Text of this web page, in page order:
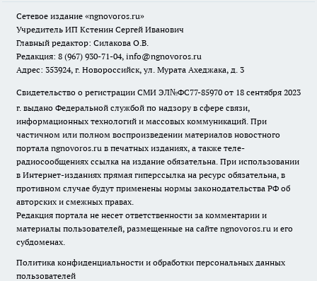
Сетевое издание «ngnovoros.ru»
Учредитель ИП Кстенин Сергей Иванович
Главный редактор: Силакова О.В.
Редакция: 8 (967) 930-71-04, info@ngnovoros.ru
Адрес: 353924, г. Новороссийск, ул. Мурата Ахеджака, д. 3
Свидетельство о регистрации СМИ ЭЛ№ФС77-85970 от 18 сентября 2023
г. выдано Федеральной службой по надзору в сфере связи,
информационных технологий и массовых коммуникаций. При
частичном или полном воспроизведении материалов новостного
портала ngnovoros.ru в печатных изданиях, а также теле-
радиосообщениях ссылка на издание обязательна. При использовании
в Интернет-изданиях прямая гиперссылка на ресурс обязательна, в
противном случае будут применены нормы законодательства РФ об
авторских и смежных правах.
Редакция портала не несет ответственности за комментарии и
материалы пользователей, размещенные на сайте ngnovoros.ru и его
субдоменах.
Политика конфиденциальности и обработки персональных данных
пользователей